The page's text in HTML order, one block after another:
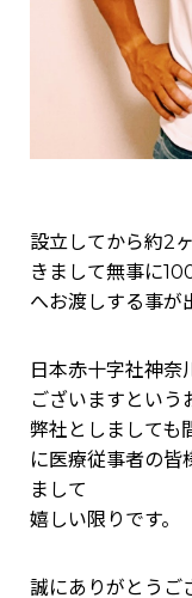
設立してから約2
きまして無事に
へお渡しする事が
日本赤十字社神奈
ございますという
弊社としましても
に医療従事者の皆
まして
嬉しい限りです。
誠にありがとうご